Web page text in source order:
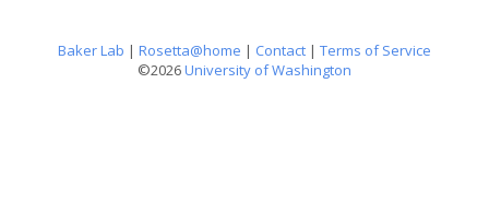
Baker Lab | Rosetta@home | Contact | Terms of Service
©2026University of Washington